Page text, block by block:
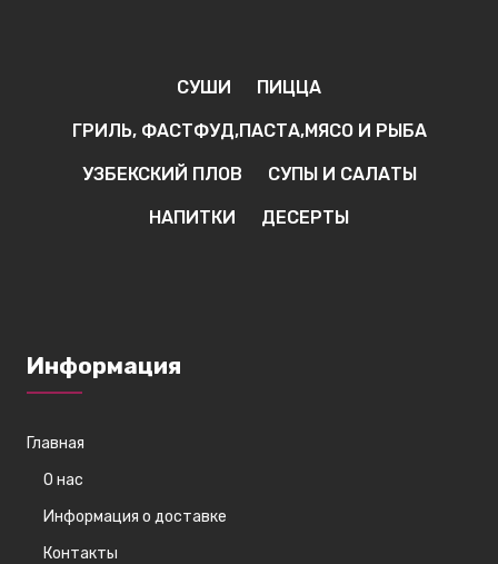
СУШИ ПИЦЦА
ГРИЛЬ, ФАСТФУД,ПАСТА,МЯСО И РЫБА
УЗБЕКСКИЙ ПЛОВ СУПЫ И САЛАТЫ
НАПИТКИ ДЕСЕРТЫ
Информация
Главная
О нас
Информация о доставке
Контакты